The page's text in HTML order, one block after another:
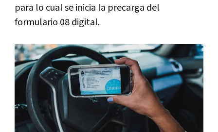
para lo cual se inicia la precarga del
formulario 08 digital.